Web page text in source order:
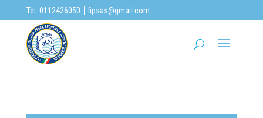
Tel. 0112426050 | fipsas@gmail.com